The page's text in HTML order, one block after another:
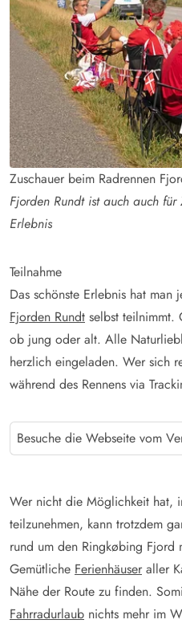
Zuschauer beim Radrennen
Fjorden Rundt ist auch auch
Erlebnis
Teilnahme
Das schönste Erlebnis hat man
Fjorden Rundt selbst teilnimmt.
ob jung oder alt. Alle
herzlich eingeladen. Wer sich
während des Rennens via
Besuche die Webseite vom
Wer nicht die Möglichkeit hat,
teilzunehmen, kann trotzdem
rund um den Ringkøbing Fjord
Gemütliche Ferienhäuser aller
Nähe der Route zu finden.
Fahrradurlaub nichts mehr im